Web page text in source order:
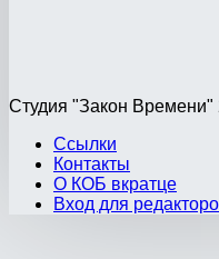
Студия "Закон Времени"
Ссылки
Контакты
О КОБ вкратце
Вход для